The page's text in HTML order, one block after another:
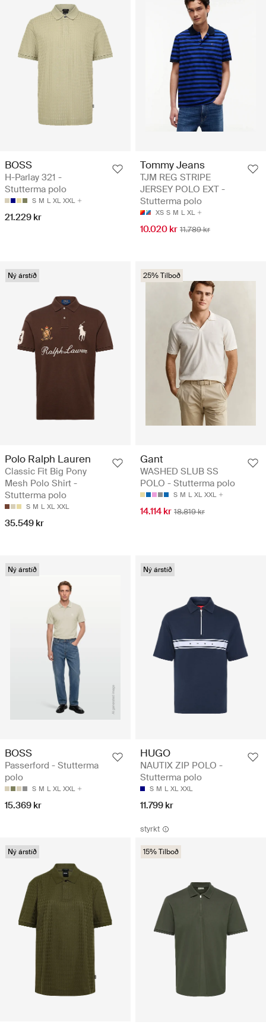
BOSS
H-Parlay 321 -
Stutterma polo
S M L XL XXL
21.229 kr
Tommy Jeans
TJM REG STRIPE
JERSEY POLO EXT -
Stutterma polo
XS S M L XL
10.020 kr 11.789 kr
Ný árstíð
Polo Ralph Lauren
Classic Fit Big Pony
Mesh Polo Shirt -
Stutterma polo
S M L XL XXL
35.549 kr
25% Tilboð
Gant
WASHED SLUB SS
POLO - Stutterma polo
S M L XL XXL
14.114 kr 18.819 kr
Ný árstíð
BOSS
Passerford - Stutterma
polo
S M L XL XXL
15.369 kr
Ný árstíð
HUGO
NAUTIX ZIP POLO -
Stutterma polo
S M L XL XXL
11.799 kr
Ný árstíð
styrkt
15% Tilboð